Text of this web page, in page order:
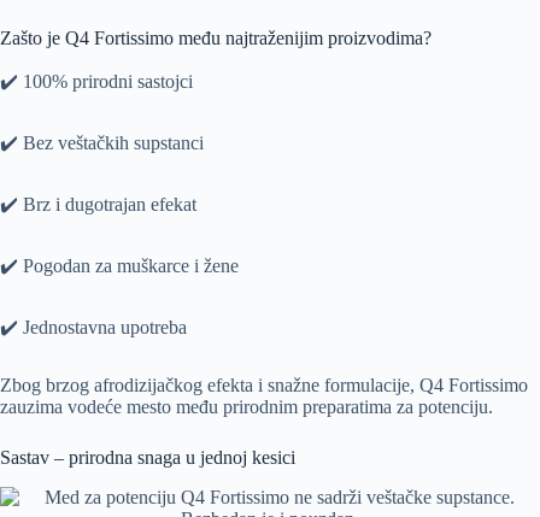
Zašto je Q4 Fortissimo među najtraženijim proizvodima?
✔️ 100% prirodni sastojci
✔️ Bez veštačkih supstanci
✔️ Brz i dugotrajan efekat
✔️ Pogodan za muškarce i žene
✔️ Jednostavna upotreba
Zbog brzog afrodizijačkog efekta i snažne formulacije, Q4 Fortissimo
zauzima vodeće mesto među prirodnim preparatima za potenciju.
Sastav – prirodna snaga u jednoj kesici